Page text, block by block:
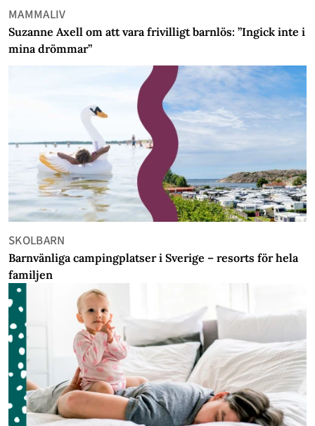
MAMMALIV
Suzanne Axell om att vara frivilligt barnlös: ”Ingick inte i
mina drömmar”
SKOLBARN
Barnvänliga campingplatser i Sverige – resorts för hela
familjen